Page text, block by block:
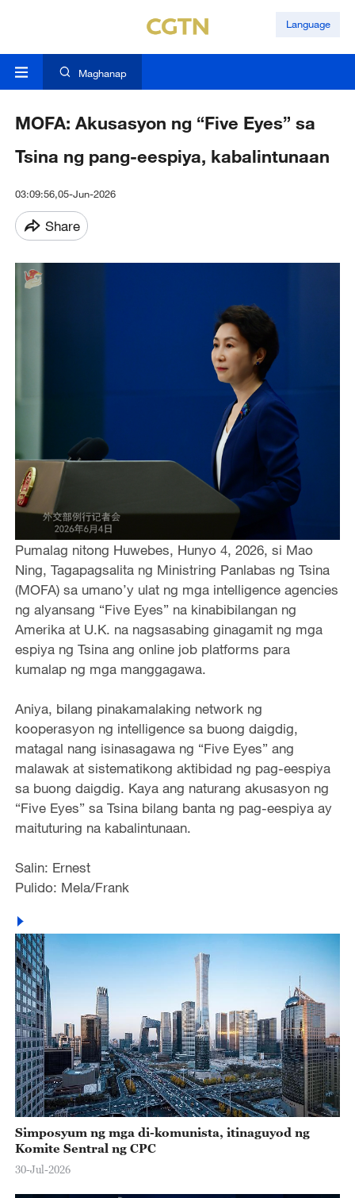
Language
Maghanap
MOFA: Akusasyon ng “Five Eyes” sa
Tsina ng pang-eespiya, kabalintunaan
03:09:56,05-Jun-2026
Share
Pumalag nitong Huwebes, Hunyo 4, 2026, si Mao
Ning, Tagapagsalita ng Ministring Panlabas ng Tsina
(MOFA) sa umano’y ulat ng mga intelligence agencies
ng alyansang “Five Eyes” na kinabibilangan ng
Amerika at U.K. na nagsasabing ginagamit ng mga
espiya ng Tsina ang online job platforms para
kumalap ng mga manggagawa.
Aniya, bilang pinakamalaking network ng
kooperasyon ng intelligence sa buong daigdig,
matagal nang isinasagawa ng “Five Eyes” ang
malawak at sistematikong aktibidad ng pag-eespiya
sa buong daigdig. Kaya ang naturang akusasyon ng
“Five Eyes” sa Tsina bilang banta ng pag-eespiya ay
maituturing na kabalintunaan.
Salin: Ernest
Pulido: Mela/Frank
Simposyum ng mga di-komunista, itinaguyod ng
Komite Sentral ng CPC
30-Jul-2026